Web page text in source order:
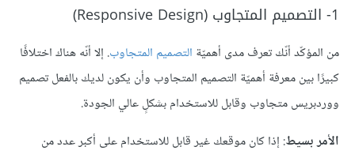
1- التصميم المتجاوب (Responsive Design)
من المؤكّد أنّك تعرف مدى أهميّة التصميم المتجاوب. إلا أنّه هناك اختلافًا
كبيرًا بين معرفة أهميّة التصميم المتجاوب وأن يكون لديك بالفعل تصميم
ووردبريس متجاوب وقابل للاستخدام بشكلٍ عالي الجودة.
الأمر بسيط: إذا كان موقعك غير قابل للاستخدام على أكبر عدد من